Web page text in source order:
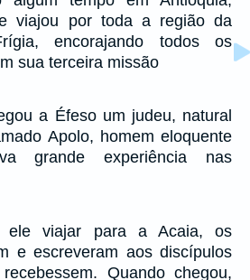
viajou por toda a região da
encorajando todos os
sua terceira missão
a Éfeso um judeu, natural
Apolo, homem eloquente
grande experiência nas
ele viajar para a Acaia, os
e escreveram aos discípulos
Quando chegou,